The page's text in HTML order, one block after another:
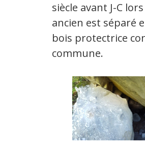
siècle avant J-C
ancien est séparé
bois protectrice
commune.